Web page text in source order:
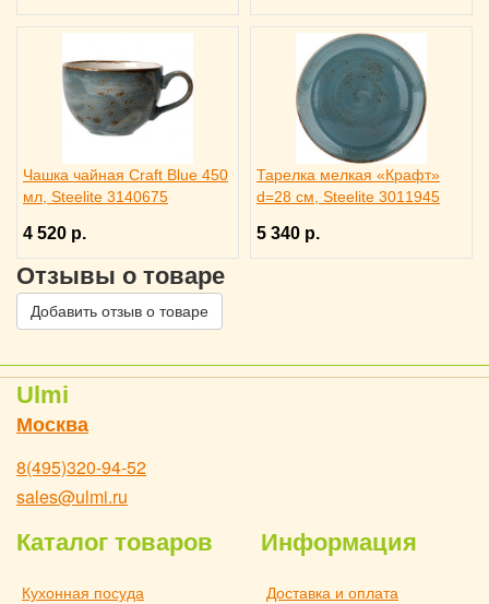
Чашка чайная Craft Blue 450
мл, Steelite 3140675
4 520 р.
Тарелка мелкая «Крафт»
d=28 см, Steelite 3011945
5 340 р.
Отзывы о товаре
Добавить отзыв о товаре
Ulmi
Москва
8(495)320-94-52
sales@ulmi.ru
Каталог товаров
Кухонная посуда
Информация
Доставка и оплата